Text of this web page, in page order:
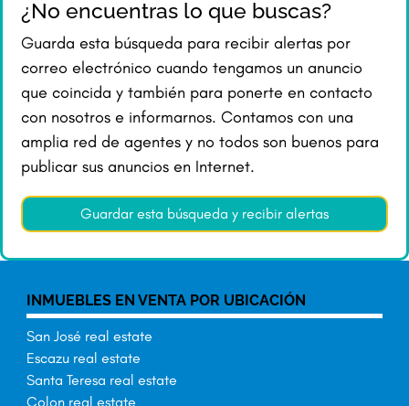
¿No encuentras lo que buscas?
Guarda esta búsqueda para recibir alertas por
correo electrónico cuando tengamos un anuncio
que coincida y también para ponerte en contacto
con nosotros e informarnos. Contamos con una
amplia red de agentes y no todos son buenos para
publicar sus anuncios en Internet.
Guardar esta búsqueda y recibir alertas
INMUEBLES EN VENTA POR UBICACIÓN
San José real estate
Escazu real estate
Santa Teresa real estate
Colon real estate